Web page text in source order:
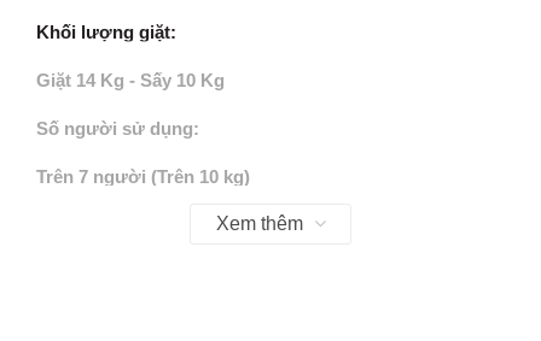
Khối lượng giặt:
Giặt 14 Kg - Sấy 10 Kg
Số người sử dụng:
Trên 7 người (Trên 10 kg)
Xem thêm